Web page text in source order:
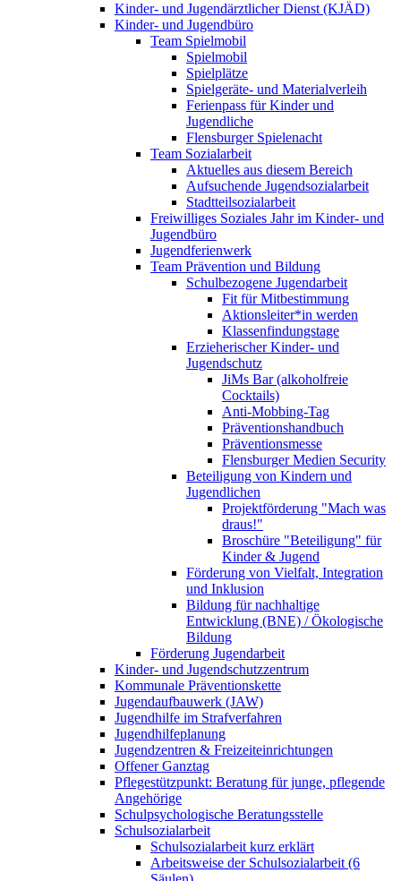
Kinder- und Jugendärztlicher Dienst (KJÄD)
Kinder- und Jugendbüro
Team Spielmobil
Spielmobil
Spielplätze
Spielgeräte- und Materialverleih
Ferienpass für Kinder und
Jugendliche
Flensburger Spielenacht
Team Sozialarbeit
Aktuelles aus diesem Bereich
Aufsuchende Jugendsozialarbeit
Stadtteilsozialarbeit
Freiwilliges Soziales Jahr im Kinder- und
Jugendbüro
Jugendferienwerk
Team Prävention und Bildung
Schulbezogene Jugendarbeit
Fit für Mitbestimmung
Aktionsleiter*in werden
Klassenfindungstage
Erzieherischer Kinder- und
Jugendschutz
JiMs Bar (alkoholfreie
Cocktails)
Anti-Mobbing-Tag
Präventionshandbuch
Präventionsmesse
Flensburger Medien Security
Beteiligung von Kindern und
Jugendlichen
Projektförderung "Mach was
draus!"
Broschüre "Beteiligung" für
Kinder & Jugend
Förderung von Vielfalt, Integration
und Inklusion
Bildung für nachhaltige
Entwicklung (BNE) / Ökologische
Bildung
Förderung Jugendarbeit
Kinder- und Jugendschutzzentrum
Kommunale Präventionskette
Jugendaufbauwerk (JAW)
Jugendhilfe im Strafverfahren
Jugendhilfeplanung
Jugendzentren & Freizeiteinrichtungen
Offener Ganztag
Pflegestützpunkt: Beratung für junge, pflegende
Angehörige
Schulpsychologische Beratungsstelle
Schulsozialarbeit
Schulsozialarbeit kurz erklärt
Arbeitsweise der Schulsozialarbeit (6